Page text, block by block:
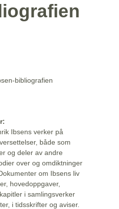
bibliografien
Ibsens verker på
både som
og deler av andre
over og omdiktninger
om Ibsens liv
hovedoppgaver,
i samlingsverker
i tidsskrifter og aviser.